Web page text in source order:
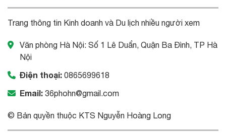
Trang thông tin Kinh doanh và Du lịch nhiều người xem
Văn phòng Hà Nội: Số 1 Lê Duẩn, Quận Ba Đình, TP Hà
Nội
Điện thoại: 0865699618
Email: 36phohn@gmail.com
© Bản quyền thuộc KTS Nguyễn Hoàng Long